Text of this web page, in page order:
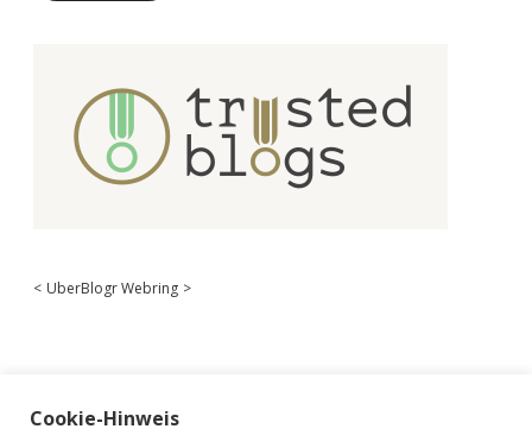
< UberBlogr Webring >
Cookie-Hinweis